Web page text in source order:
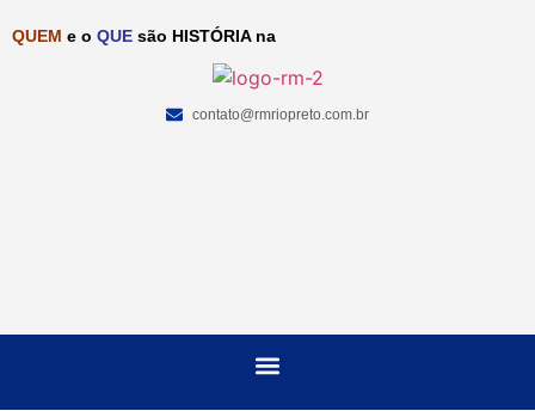
QUEM e o QUE são HISTÓRIA na
contato@rmriopreto.com.br